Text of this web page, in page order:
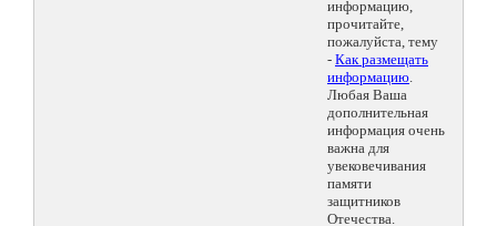
информацию,
прочитайте,
пожалуйста, тему
- Как размещать
информацию.
Любая Ваша
дополнительная
информация очень
важна для
увековечивания
памяти
защитников
Отечества.